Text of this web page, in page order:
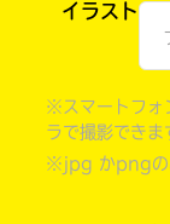
イラスト
※スマートフォ
ラで撮影できま
※jpg かpngの